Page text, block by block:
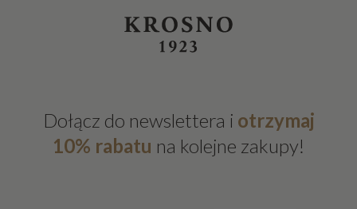
Dołącz do newslettera i otrzymaj
10% rabatu na kolejne zakupy!